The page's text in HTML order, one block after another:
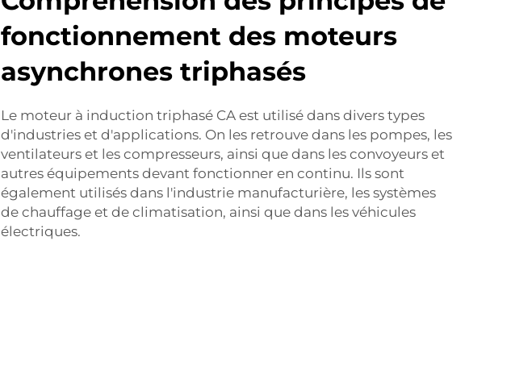
fonctionnement des moteurs
asynchrones triphasés
Le moteur à induction triphasé CA est utilisé dans divers types
d'industries et d'applications. On les retrouve dans les pompes, les
ventilateurs et les compresseurs, ainsi que dans les convoyeurs et
autres équipements devant fonctionner en continu. Ils sont
également utilisés dans l'industrie manufacturière, les systèmes
de chauffage et de climatisation, ainsi que dans les véhicules
électriques.